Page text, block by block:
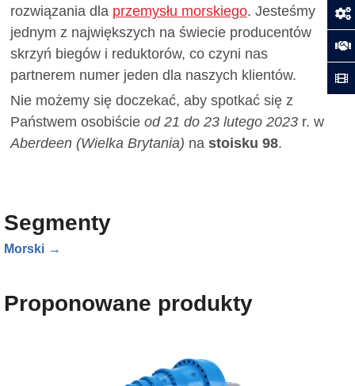
rozwiązania dla przemysłu morskiego. Jesteśmy
jednym z największych na świecie producentów
skrzyń biegów i reduktorów, co czyni nas
partnerem numer jeden dla naszych klientów.
Nie możemy się doczekać, aby spotkać się z
Państwem osobiście od 21 do 23 lutego 2023r. w
Aberdeen (Wielka Brytania) nastoisku 98.
Segmenty
Morski
Proponowane produkty